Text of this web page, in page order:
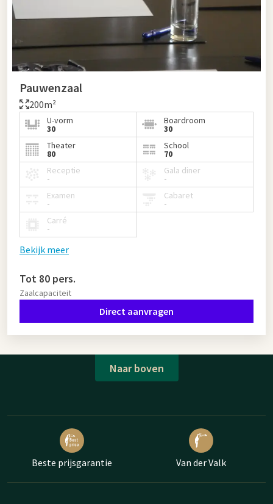
Pauwenzaal
200m²
U-vorm
30
Boardroom
30
Theater
80
School
70
Receptie
-
Gala diner
-
Examen
-
Cabaret
-
Carré
-
Bekijk meer
Tot 80 pers.
Zaalcapaciteit
Direct aanvragen
Naar boven
Beste prijsgarantie Van der Valk